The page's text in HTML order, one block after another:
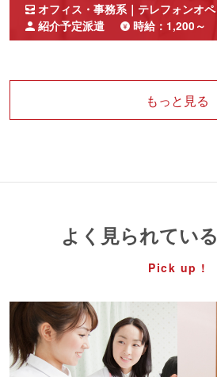
オフィス・事務系｜テレフォンオ
紹介予定派遣
時給：1,200～
もっと見る
よく見られてい
Pick up !